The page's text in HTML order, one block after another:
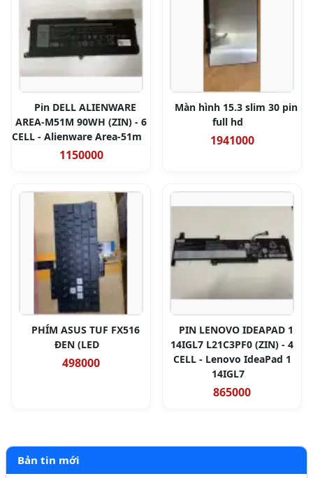
Pin DELL ALIENWARE
AREA-M51M 90WH (ZIN) - 6
CELL - Alienware Area-51m
1150000
Màn hình 15.3 slim 30 pin
full hd
1941000
PHÍM ASUS TUF FX516
ĐEN (LED
498000
PIN LENOVO IDEAPAD 1
14IGL7 L21C3PF0 (ZIN) - 4
CELL - Lenovo IdeaPad 1
14IGL7
865000
Bản tin mới